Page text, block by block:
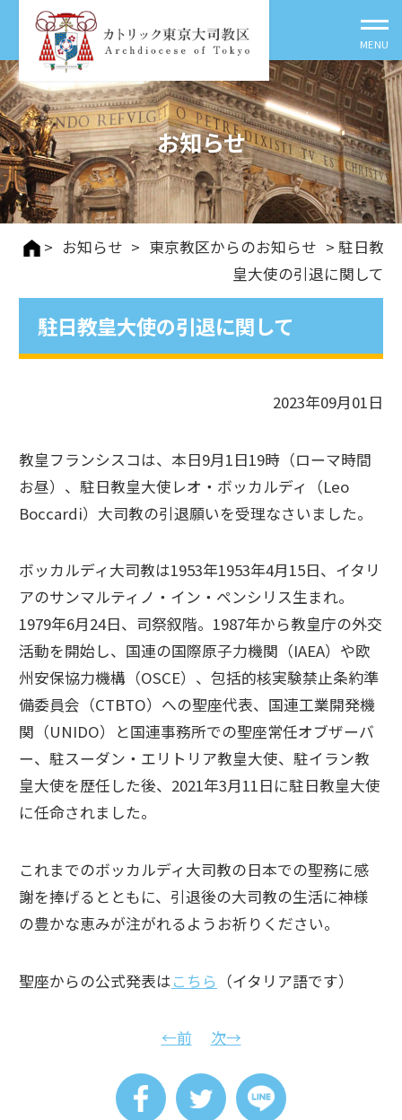
お知らせ
> お知らせ > 東京教区からのお知らせ > 駐日教
皇大使の引退に関して
駐日教皇大使の引退に関して
2023年09月01日
教皇フランシスコは、本日9月1日19時（ローマ時間
お昼）、駐日教皇大使レオ・ボッカルディ（Leo
Boccardi）大司教の引退願いを受理なさいました。
ボッカルディ大司教は1953年1953年4月15日、イタリ
アのサンマルティノ・イン・ペンシリス生まれ。
1979年6月24日、司祭叙階。1987年から教皇庁の外交
活動を開始し、国連の国際原子力機関（IAEA）や欧
州安保協力機構（OSCE）、包括的核実験禁止条約準
備委員会（CTBTO）への聖座代表、国連工業開発機
関（UNIDO）と国連事務所での聖座常任オブザーバ
ー、駐スーダン・エリトリア教皇大使、駐イラン教
皇大使を歴任した後、2021年3月11日に駐日教皇大使
に任命されました。
これまでのボッカルディ大司教の日本での聖務に感
謝を捧げるとともに、引退後の大司教の生活に神様
の豊かな恵みが注がれるようお祈りください。
聖座からの公式発表はこちら （イタリア語です）
←前 次→